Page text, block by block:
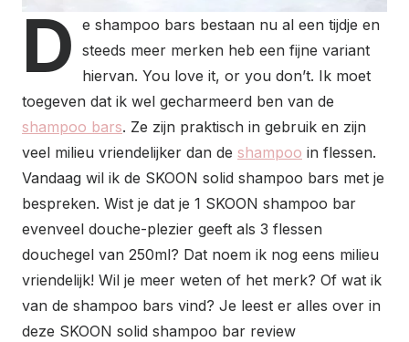
D e shampoo bars bestaan nu al een tijdje en
steeds meer merken heb een fijne variant
hiervan. You love it, or you don’t. Ik moet
toegeven dat ik wel gecharmeerd ben van de
shampoo bars. Ze zijn praktisch in gebruik en zijn
veel milieu vriendelijker dan de shampoo in flessen.
Vandaag wil ik de SKOON solid shampoo bars met je
bespreken. Wist je dat je 1 SKOON shampoo bar
evenveel douche-plezier geeft als 3 flessen
douchegel van 250ml? Dat noem ik nog eens milieu
vriendelijk! Wil je meer weten of het merk? Of wat ik
van de shampoo bars vind? Je leest er alles over in
deze SKOON solid shampoo bar review